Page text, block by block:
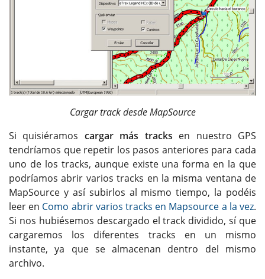
Cargar track desde MapSource
Si quisiéramos cargar más tracks en nuestro GPS
tendríamos que repetir los pasos anteriores para cada
uno de los tracks, aunque existe una forma en la que
podríamos abrir varios tracks en la misma ventana de
MapSource y así subirlos al mismo tiempo, la podéis
leer en Como abrir varios tracks en Mapsource a la vez.
Si nos hubiésemos descargado el track dividido, sí que
cargaremos los diferentes tracks en un mismo
instante, ya que se almacenan dentro del mismo
archivo.